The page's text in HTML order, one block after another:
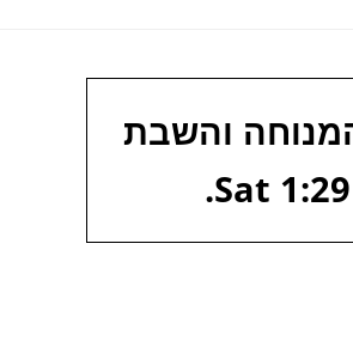
והשבת
Sat
.